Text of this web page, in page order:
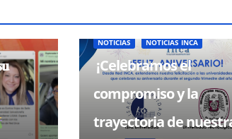
NOTICIAS NOTICIAS INCA
¡Celebramos el
compromiso y la
trayectoria de